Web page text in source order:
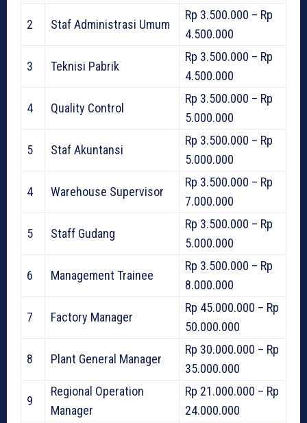
2 Staf Administrasi Umum
Rp 3.500.000 – Rp
4.500.000
3 Teknisi Pabrik
Rp 3.500.000 – Rp
4.500.000
4 Quality Control
Rp 3.500.000 – Rp
5.000.000
5 Staf Akuntansi
Rp 3.500.000 – Rp
5.000.000
4 Warehouse Supervisor
Rp 3.500.000 – Rp
7.000.000
5 Staff Gudang
Rp 3.500.000 – Rp
5.000.000
6 Management Trainee
Rp 3.500.000 – Rp
8.000.000
7 Factory Manager
Rp 45.000.000 – Rp
50.000.000
8 Plant General Manager
Rp 30.000.000 – Rp
35.000.000
9
Regional Operation
Manager
Rp 21.000.000 – Rp
24.000.000